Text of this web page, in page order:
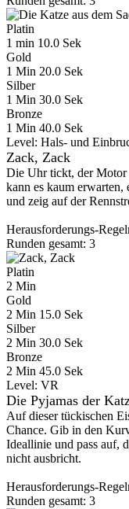
Platin
1 min 10.0 Sek
Gold
1 Min 20.0 Sek
Silber
1 Min 30.0 Sek
Bronze
1 Min 40.0 Sek
Level: Hals- und
Zack, Zack
Die Uhr tickt, der Motor
kann es kaum
und zeig auf der
Herausforderungs-
Runden gesamt: 3
Platin
2 Min
Gold
2 Min 15.0 Sek
Silber
2 Min 30.0 Sek
Bronze
2 Min 45.0 Sek
Level: VR
Die Pyjamas der
Auf dieser tückischen
Chance. Gib in den
Ideallinie und pass auf,
nicht ausbricht.
Herausforderungs-
Runden gesamt: 3